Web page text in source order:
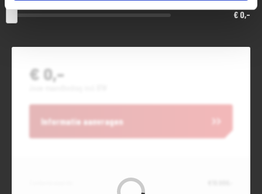
€ 0,-
€ 0,-
Informatie aanvragen